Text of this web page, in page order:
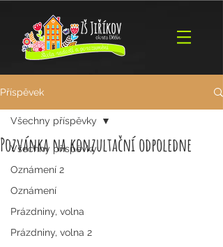
Příspěvek
Všechny příspěvky
Oznámení 2
Oznámení
Prázdniny, volna
Prázdniny, volna 2
Všechny příspěvky
Pozvánka na konzultační odpoledne